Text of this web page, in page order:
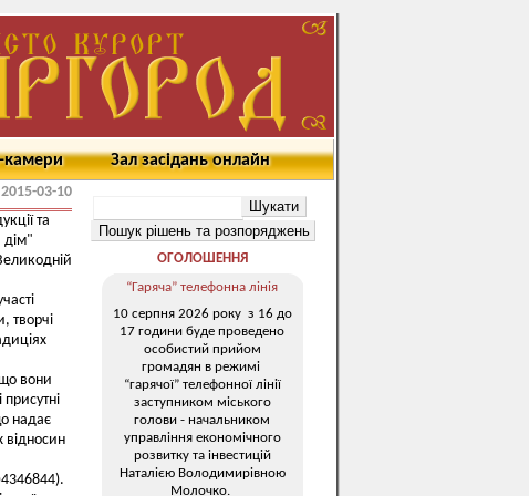
камери Зал засідань онлайн
2015-03-10
та
дім"
творчі
вони
надає
відносин
ОГОЛОШЕННЯ
“Гаряча” телефонна лінія
10 серпня 2026 року з 16 до
17 години буде проведено
особистий прийом
громадян в режимі
“гарячої” телефонної лінії
заступником міського
голови - начальником
управління економічного
розвитку та інвестицій
Наталією Володимирівною
Молочко.